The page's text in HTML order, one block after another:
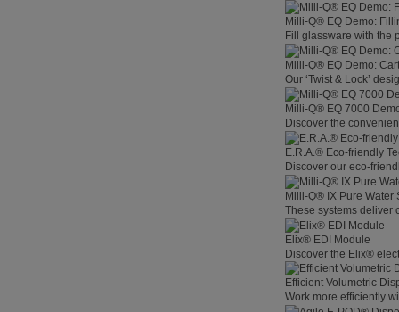
Milli-Q® EQ Demo:
Fill glassware with the
Milli-Q® EQ Demo:
Our ‘Twist & Lock’
Milli-Q® EQ 7000
Discover the
E.R.A.® Eco-friendly
Discover our eco-
Milli-Q® IX Pure Water
These systems deliver
Elix® EDI Module
Discover the Elix®
Efficient Volumetric
Work more efficiently